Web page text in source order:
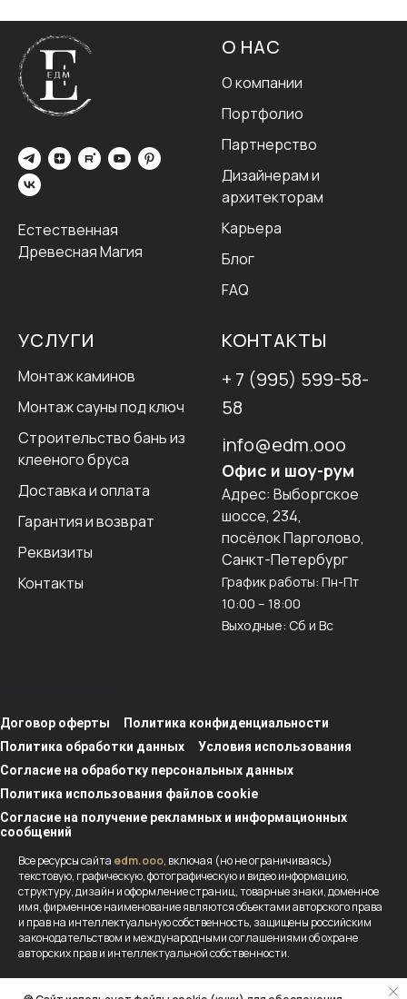
Естественная
Древесная Магия
О НАС
О компании
Портфолио
Партнерство
Дизайнерам и
архитекторам
Карьера
Блог
FAQ
УСЛУГИ
Монтаж каминов
Монтаж сауны под ключ
Строительство бань из
клееного бруса
Доставка и оплата
Гарантия и возврат
Реквизиты
Контакты
КОНТАКТЫ
+ 7 (995) 599-58-
58
info@edm.ooo
Офис и шоу-рум
Адрес: Выборгское
шоссе, 234,
посёлок Парголово,
Санкт-Петербург
График работы: Пн-Пт
10:00 – 18:00
Выходные: Сб и Вс
Договор оферты
Политика конфиденциальности
Политика обработки данных
Условия использования
Согласие на обработку персональных данных
Политика использования файлов cookie
Согласие на получение рекламных и информационных
сообщений
Все ресурсы сайта edm.ooo, включая (но не ограничиваясь)
текстовую, графическую, фотографическую и видео информацию,
структуру, дизайн и оформление страниц, товарные знаки, доменное
имя, фирменное наименование являются объектами авторского права
и прав на интеллектуальную собственность, защищены российским
законодательством и международными соглашениями об охране
авторских прав и интеллектуальной собственности.